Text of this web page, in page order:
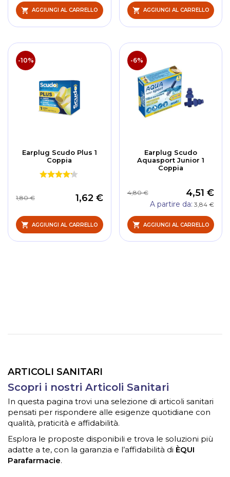
AGGIUNGI AL CARRELLO AGGIUNGI AL CARRELLO
-10%
Earplug Scudo Plus 1
Coppia
1,62 €
1,80 €
AGGIUNGI AL CARRELLO
-6%
Earplug Scudo
Aquasport Junior 1
Coppia
4,51 €
4,80 €
A partire da 3,84 €
AGGIUNGI AL CARRELLO
ARTICOLI SANITARI
Scopri i nostri Articoli Sanitari
In questa pagina trovi una selezione di articoli sanitari
pensati per rispondere alle esigenze quotidiane con
qualità, praticità e affidabilità.
Esplora le proposte disponibili e trova le soluzioni più
adatte a te, con la garanzia e l’affidabilità di ÈQUI
Parafarmacie.